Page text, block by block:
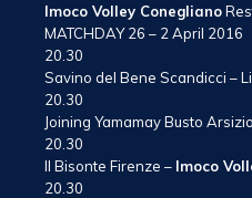
Imoco Volley Conegliano
MATCHDAY 26 – 2 April 2016
20.30
Savino del Bene Scandicci –
20.30
Joining Yamamay Busto
20.30
Il Bisonte Firenze – Imoco
20.30